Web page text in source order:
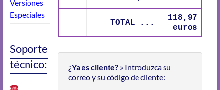
TOTAL ...
118,97
euros
¿Ya es cliente?» Introduzca su
correo y su código de cliente:
Versiones
Especiales
Soporte
técnico: